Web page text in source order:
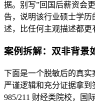
据。别写”回国后薪资会
告，说明该行业硕士学
述，比任何主观描述都更
案例拆解：双非背景
下面是一个脱敏后的真
严谨逻辑和充分证据拿
985/211 财经类院校，国